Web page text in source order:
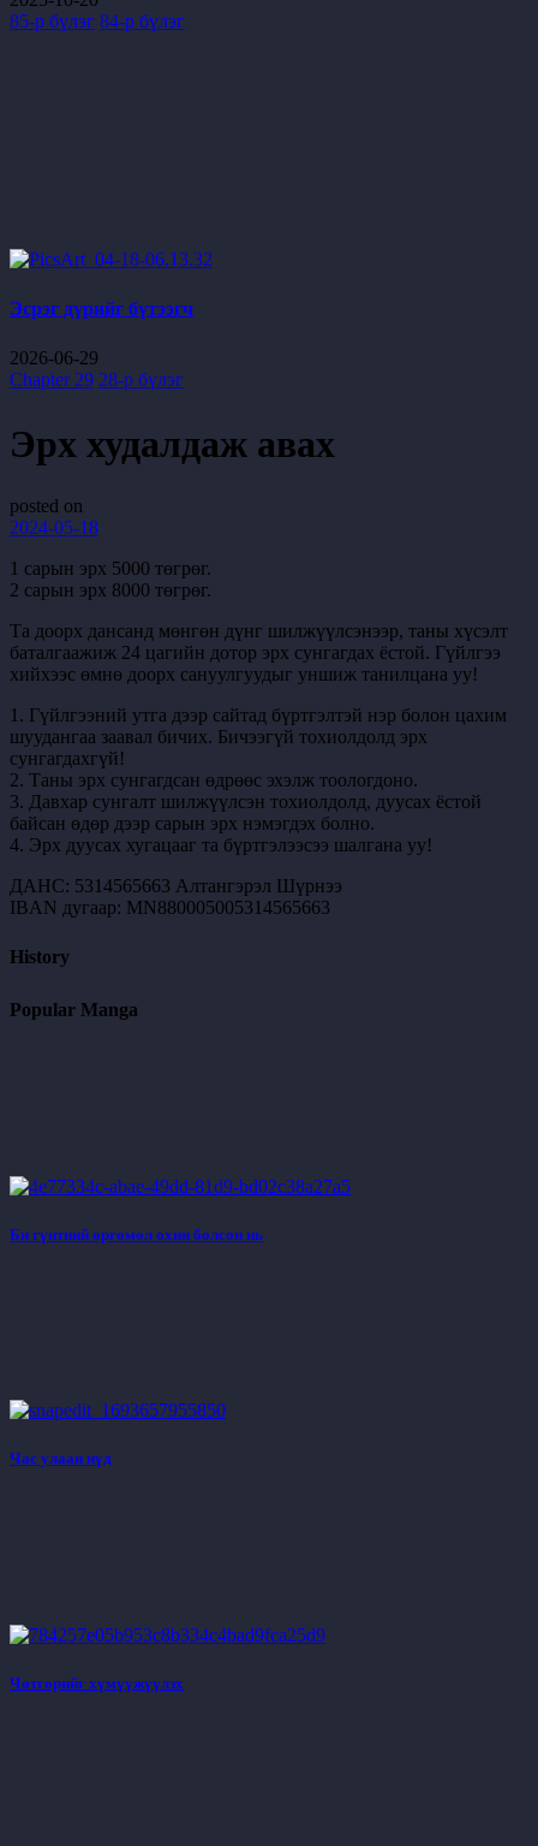
85-р бүлэг 84-р бүлэг
Эсрэг дүрийг бүтээгч
2026-06-29
Chapter 29 28-р бүлэг
Эрх худалдаж авах
posted on
2024-05-18
1 сарын эрх 5000 төгрөг.
2 сарын эрх 8000 төгрөг.
Та доорх дансанд мөнгөн дүнг шилжүүлсэнээр, таны хүсэлт
баталгаажиж 24 цагийн дотор эрх сунгагдах ёстой. Гүйлгээ
хийхээс өмнө доорх сануулгуудыг уншиж танилцана уу!
1. Гүйлгээний утга дээр сайтад бүртгэлтэй нэр болон цахим
шуудангаа заавал бичих. Бичээгүй тохиолдолд эрх
сунгагдахгүй!
2. Таны эрх сунгагдсан өдрөөс эхэлж тоологдоно.
3. Давхар сунгалт шилжүүлсэн тохиолдолд, дуусах ёстой
байсан өдөр дээр сарын эрх нэмэгдэх болно.
4. Эрх дуусах хугацааг та бүртгэлээсээ шалгана уу!
ДАНС: 5314565663 Алтангэрэл Шүрнээ
IBAN дугаар: MN880005005314565663
History
Popular Manga
Би гүнтний өргөмөл охин болсон нь
Час улаан нүд
Чөтгөрийг хүмүүжүүлэх